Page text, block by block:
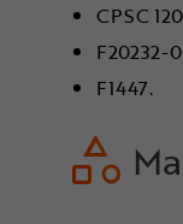
CPSC
F20232-
F1447.